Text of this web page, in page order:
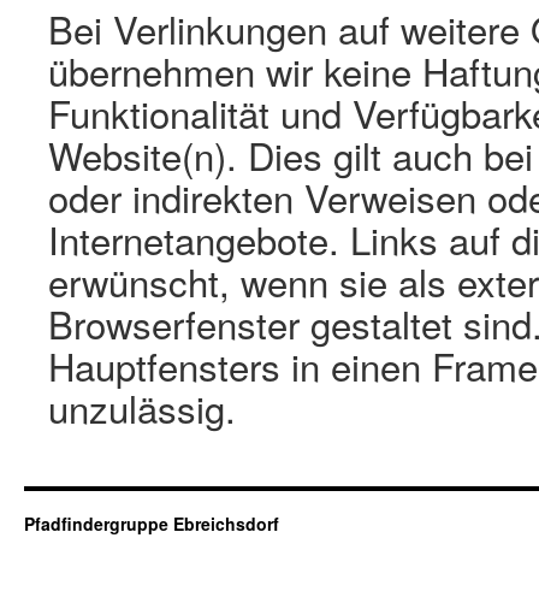
Bei Verlinkungen auf weitere
übernehmen wir keine
Funktionalität und
Website(n). Dies gilt auch
oder indirekten Verweisen
Internetangebote. Links auf
erwünscht, wenn sie als
Browserfenster gestaltet
Hauptfensters in einen
unzulässig.
Pfadfindergruppe Ebreichsdorf